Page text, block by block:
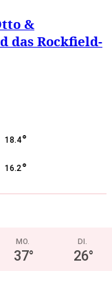
&
das Rockfield-
18.4°
16.2°
MO.
37°
DI.
26°